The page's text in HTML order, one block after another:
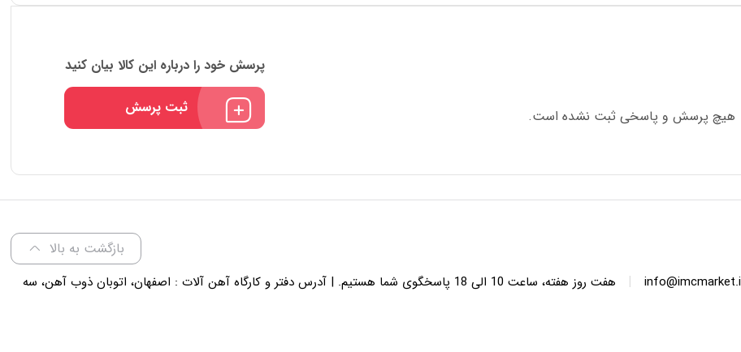
هیچ پرسش و پاسخی ثبت نشده است.
پرسش خود را درباره این کالا بیان کنید
ثبت پرسش
بازگشت به بالا
|
هفت روز هفته، ساعت 10 الی 18 پاسخگوی شما هستیم. | آدرس دفتر و کارگاه آهن آلات : اصفهان، اتوبان ذوب آهن، سه